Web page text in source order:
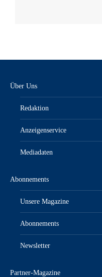
Über Uns
Redaktion
Anzeigenservice
Mediadaten
Abonnements
Unsere Magazine
Abonnements
Newsletter
Partner-Magazine